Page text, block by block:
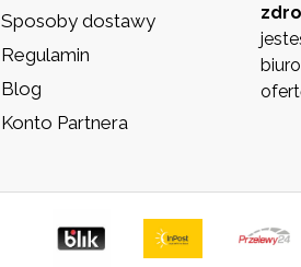
Sposoby dostawy
Regulamin
Blog
Konto Partnera